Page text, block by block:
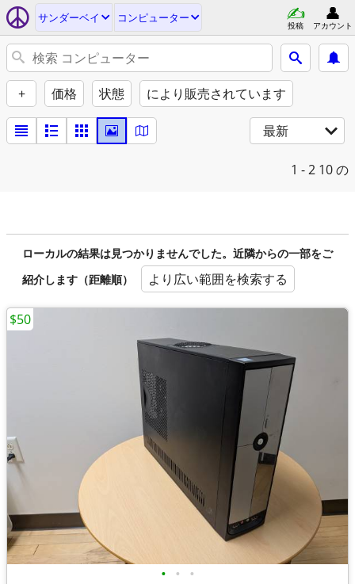
サンダーベイ コンピューター
投稿 アカウント
+ 価格 状態 により販売されています
最新
1 - 2 10 の
ローカルの結果は見つかりませんでした。近隣からの一部をご
紹介します（距離順）
より広い範囲を検索する
• • •
$50